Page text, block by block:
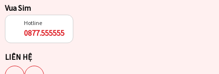
Vua Sim
Hotline
0877.555555
LIÊN HỆ